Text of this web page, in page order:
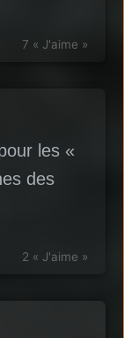
7 « J'aime »
les «
des
2 « J'aime »